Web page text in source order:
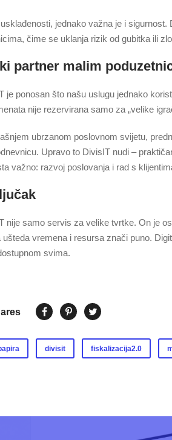
jednako važna je i
čime se uklanja rizik od gubitka ili
partner malim
je ponosan što našu uslugu jednako
nije rezervirana samo za „velike
ubrzanom poslovnom svijetu,
Upravo to DivisIT nudi –
važno: razvoj poslovanja i rad s
nije samo servis za velike tvrtke. On je
vremena i resursa znači puno.
svima.
divisit fiskalizacija2.0